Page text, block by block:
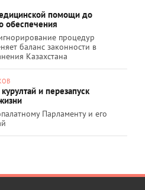
помощи до
обеспечения
процедур
баланс законности в
Казахстана
и перезапуск
Парламенту и его